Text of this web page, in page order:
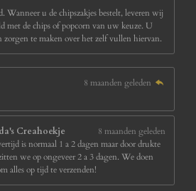
Wanneer u de chipszakjes bestelt, leveren wij
met de chips of popcorn van uw keuze. U
zorgen te maken over het zelf vullen hiervan.
8 maanden geleden
Creahoekje
8 maanden geleden
is normaal 1 a 2 dagen maar door drukte
we op ongeveer 2 a 3 dagen. We doen
alles op tijd te verzenden!